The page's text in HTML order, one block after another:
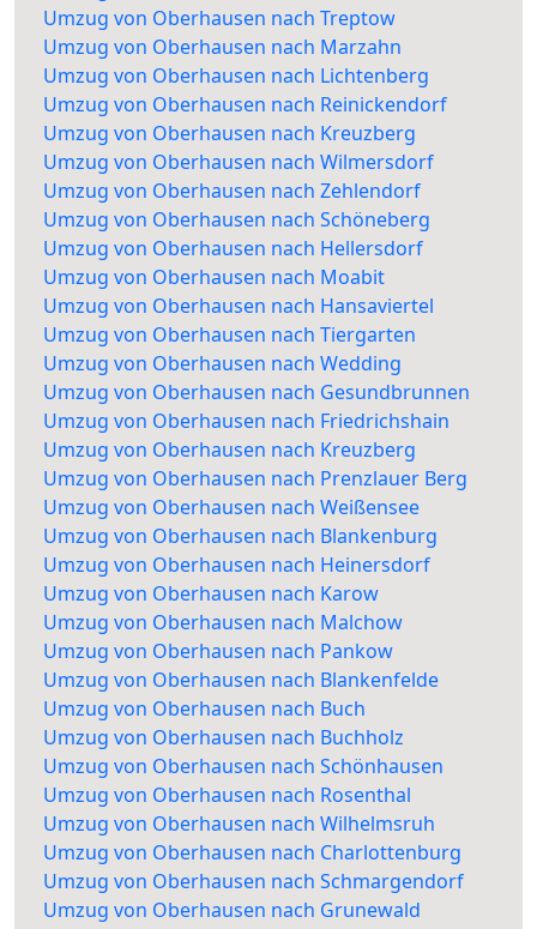
Umzug von Oberhausen nach Treptow
Umzug von Oberhausen nach Marzahn
Umzug von Oberhausen nach Lichtenberg
Umzug von Oberhausen nach Reinickendorf
Umzug von Oberhausen nach Kreuzberg
Umzug von Oberhausen nach Wilmersdorf
Umzug von Oberhausen nach Zehlendorf
Umzug von Oberhausen nach Schöneberg
Umzug von Oberhausen nach Hellersdorf
Umzug von Oberhausen nach Moabit
Umzug von Oberhausen nach Hansaviertel
Umzug von Oberhausen nach Tiergarten
Umzug von Oberhausen nach Wedding
Umzug von Oberhausen nach Gesundbrunnen
Umzug von Oberhausen nach Friedrichshain
Umzug von Oberhausen nach Kreuzberg
Umzug von Oberhausen nach Prenzlauer Berg
Umzug von Oberhausen nach Weißensee
Umzug von Oberhausen nach Blankenburg
Umzug von Oberhausen nach Heinersdorf
Umzug von Oberhausen nach Karow
Umzug von Oberhausen nach Malchow
Umzug von Oberhausen nach Pankow
Umzug von Oberhausen nach Blankenfelde
Umzug von Oberhausen nach Buch
Umzug von Oberhausen nach Buchholz
Umzug von Oberhausen nach Schönhausen
Umzug von Oberhausen nach Rosenthal
Umzug von Oberhausen nach Wilhelmsruh
Umzug von Oberhausen nach Charlottenburg
Umzug von Oberhausen nach Schmargendorf
Umzug von Oberhausen nach Grunewald